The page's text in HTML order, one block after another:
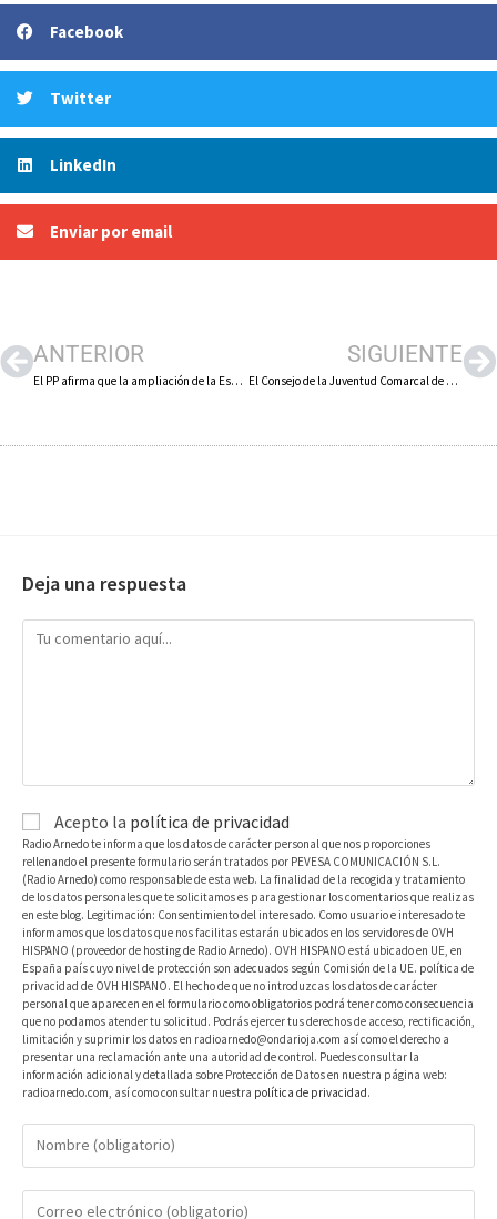
Facebook
Twitter
LinkedIn
Enviar por email
ANTERIOR
El PP afirma que la ampliación de la Escuela Infantil de Arnedo es un compromiso más del presidente Capellán con esta ciudad, frente a la incapacidad y dejadez del PSOE
SIGUIENTE
El Consejo de la Juventud Comarcal de Calahorra lanza «Teatrízate», nuevo espacio para la expresión y la creatividad juvenil
Deja una respuesta
Acepto la política de privacidad
Radio Arnedo te informa que los datos de carácter personal que nos proporciones
rellenando el presente formulario serán tratados por PEVESA COMUNICACIÓN S.L.
(Radio Arnedo) como responsable de esta web. La finalidad de la recogida y tratamiento
de los datos personales que te solicitamos es para gestionar los comentarios que realizas
en este blog. Legitimación: Consentimiento del interesado. Como usuario e interesado te
informamos que los datos que nos facilitas estarán ubicados en los servidores de OVH
HISPANO (proveedor de hosting de Radio Arnedo). OVH HISPANO está ubicado en UE, en
España país cuyo nivel de protección son adecuados según Comisión de la UE. política de
privacidad de OVH HISPANO. El hecho de que no introduzcas los datos de carácter
personal que aparecen en el formulario como obligatorios podrá tener como consecuencia
que no podamos atender tu solicitud. Podrás ejercer tus derechos de acceso, rectificación,
limitación y suprimir los datos en radioarnedo@ondarioja.com así como el derecho a
presentar una reclamación ante una autoridad de control. Puedes consultar la
información adicional y detallada sobre Protección de Datos en nuestra página web:
radioarnedo.com, así como consultar nuestra política de privacidad.